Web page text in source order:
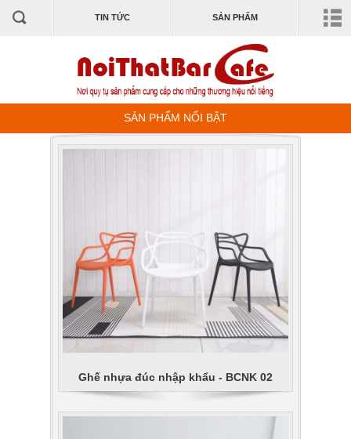
TIN TỨC SẢN PHẨM
SẢN PHẨM NỔI BẬT
Ghế nhựa đúc nhập khẩu - BCNK 02